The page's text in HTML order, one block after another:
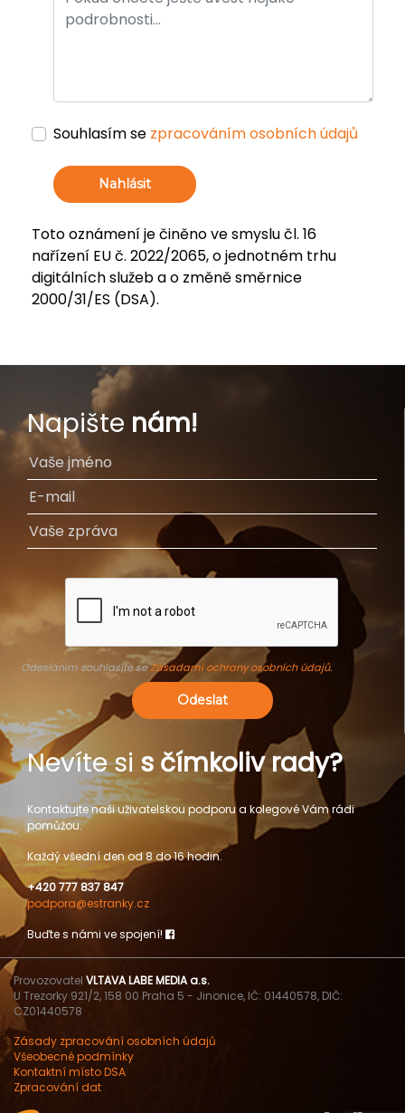
Souhlasím se zpracováním osobních údajů
Nahlásit
Toto oznámení je činěno ve smyslu čl. 16
nařízení EU č. 2022/2065, o jednotném trhu
digitálních služeb a o změně směrnice
2000/31/ES (DSA).
Napište nám!
Odesláním souhlasíte seZásadami ochrany osobních údajů.
Odeslat
Nevíte si s čímkoliv rady?
Kontaktujte naši uživatelskou podporu a kolegové Vám rádi
pomůžou.
Každý všední den od 8 do 16 hodin.
+420 777 837 847
podpora@estranky.cz
Buďte s námi ve spojení!
Provozovatel VLTAVA LABE MEDIA a.s.
U Trezorky 921/2, 158 00 Praha 5 - Jinonice, IČ: 01440578, DIČ:
CZ01440578
Zásady zpracování osobních údajů
Všeobecné podmínky
Kontaktní místo DSA
Zpracování dat